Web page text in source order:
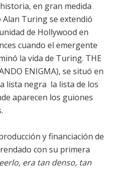
en gran medida
Turing se extendió
de Hollywood en
cuando el emergente
la vida de Turing. THE
ENIGMA), se situó en
negra  la lista de los
aparecen los guiones
y financiación de
con su primera
era tan denso, tan